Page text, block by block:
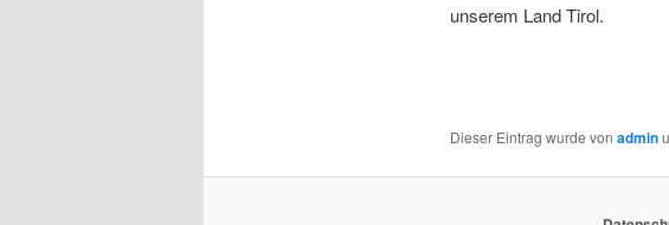
unserem Land Tirol.
Dieser Eintrag wurde von admin